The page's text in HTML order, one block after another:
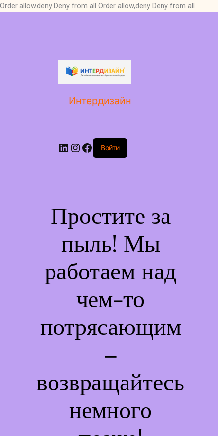
Order allow,deny Deny from all Order allow,deny Deny from all
Интердизайн
LinkedIn
Instagram
Facebook
Войти
Простите за
пыль! Мы
работаем над
чем-то
потрясающим
–
возвращайтесь
немного